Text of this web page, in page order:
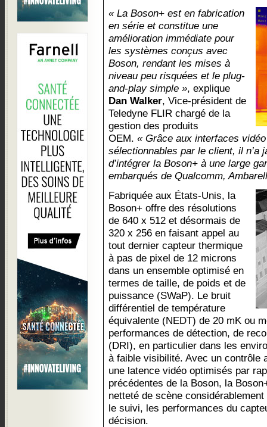
« La Boson+ est en fabrication
en série et constitue une
amélioration immédiate pour
les systèmes conçus avec
Boson, rendant les mises à
niveau peu risquées et le plug-
and-play simple », explique
Dan Walker, Vice-président de
Teledyne FLIR chargé de la
gestion des produits
OEM. « Grâce aux interfaces
sélectionnables par le client, il n’a
d’intégrer la Boson+ à une large
embarqués de Qualcomm,
Fabriquée aux États-Unis, la
Boson+ offre des résolutions
de 640 x 512 et désormais de
320 x 256 en faisant appel au
tout dernier capteur thermique
à pas de pixel de 12 microns
dans un ensemble optimisé en
termes de taille, de poids et de
puissance (SWaP). Le bruit
différentiel de température
équivalente (NEDT) de 20 mK ou
performances de détection, de
(DRI), en particulier dans les
à faible visibilité. Avec un contrôle
une latence vidéo optimisés par
précédentes de la Boson, la
netteté de scène
le suivi, les performances du
décision.